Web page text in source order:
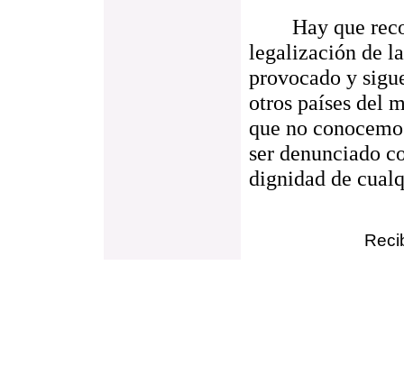
Hay que
legalización de
provocado y
otros países del
que no
ser denunciado
dignidad de